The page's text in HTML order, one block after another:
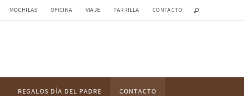
MOCHILAS OFICINA VIAJE PARRILLA CONTACTO
REGALOS DÍA DEL PADRE CONTACTO